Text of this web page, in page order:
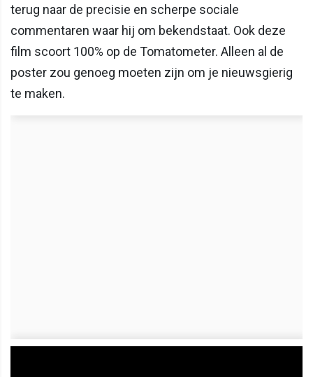
terug naar de precisie en scherpe sociale
commentaren waar hij om bekendstaat. Ook deze
film scoort 100% op de Tomatometer. Alleen al de
poster zou genoeg moeten zijn om je nieuwsgierig
te maken.